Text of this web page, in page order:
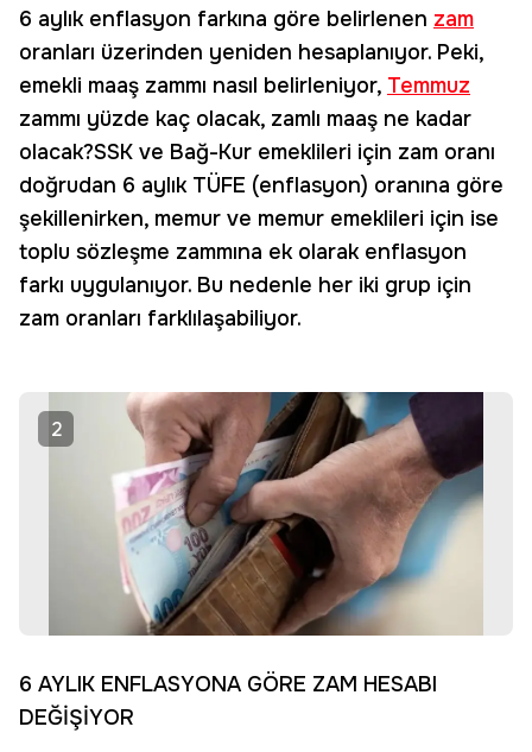
6 aylık enflasyon farkına göre belirlenen zam
oranları üzerinden yeniden hesaplanıyor. Peki,
emekli maaş zammı nasıl belirleniyor, Temmuz
zammı yüzde kaç olacak, zamlı maaş ne kadar
olacak?SSK ve Bağ-Kur emeklileri için zam oranı
doğrudan 6 aylık TÜFE (enflasyon) oranına göre
şekillenirken, memur ve memur emeklileri için ise
toplu sözleşme zammına ek olarak enflasyon
farkı uygulanıyor. Bu nedenle her iki grup için
zam oranları farklılaşabiliyor.
2
6 AYLIK ENFLASYONA GÖRE ZAM HESABI
DEĞİŞİYOR